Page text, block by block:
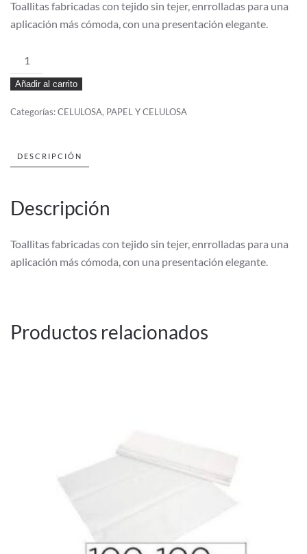
Toallitas fabricadas con tejido sin tejer, enrrolladas para una
aplicación más cómoda, con una presentación elegante.
TOALLITA
LUXURY
WIPE
TÉ
cantidad
Añadir al carrito
Categorías:CELULOSA, PAPEL Y CELULOSA
DESCRIPCIÓN
Descripción
Toallitas fabricadas con tejido sin tejer, enrrolladas para una
aplicación más cómoda, con una presentación elegante.
Productos relacionados